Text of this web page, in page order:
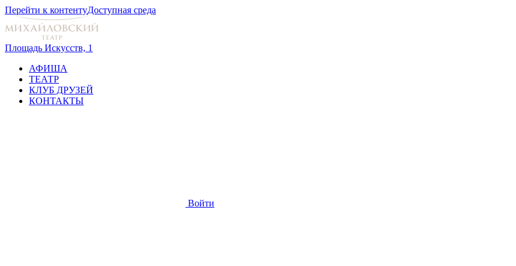
Перейти к контентуДоступная среда
Площадь Искусств, 1
АФИША
ТЕАТР
КЛУБ ДРУЗЕЙ
КОНТАКТЫ
Войти